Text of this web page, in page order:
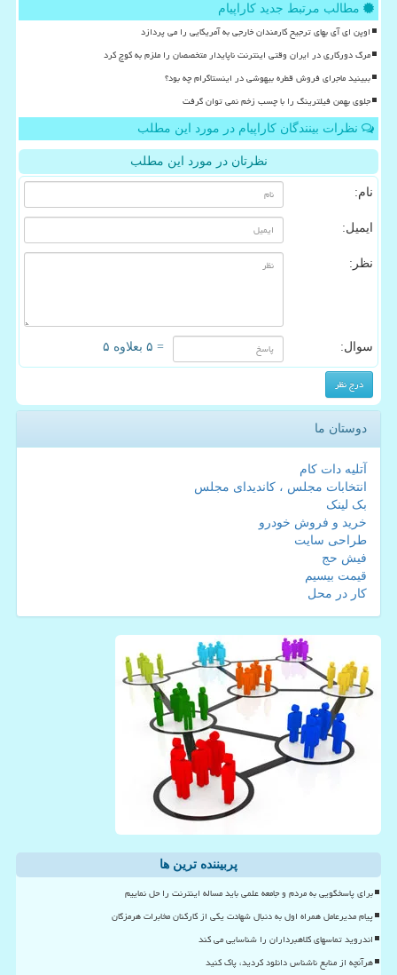
مطالب مرتبط جدید کاراپیام
اوپن ای آی بهای ترجیح کارمندان خارجی به آمریکایی را می پردازد
مرگ دورکاری در ایران وقتی اینترنت ناپایدار متخصصان را ملزم به کوچ کرد
ببینید ماجرای فروش قطره بیهوشی در اینستاگرام چه بود؟
جلوی بهمن فیلترینگ را با چسب زخم نمی توان گرفت
نظرات بینندگان کاراپیام در مورد این مطلب
نظرتان در مورد این مطلب
نام:
ایمیل:
نظر:
سوال: = ۵ بعلاوه ۵
دوستان ما
آتلیه دات کام
انتخابات مجلس ، کاندیدای مجلس
بک لینک
خرید و فروش خودرو
طراحی سایت
فیش حج
قیمت بیسیم
کار در محل
پربیننده ترین ها
برای پاسخگویی به مردم و جامعه علمی باید مساله اینترنت را حل نماییم
پیام مدیرعامل همراه اول به دنبال شهادت یکی از کارکنان مخابرات هرمزگان
اندروید تماسهای کلاهبرداران را شناسایی می کند
هرآنچه از منابع ناشناس دانلود کردید، پاک کنید